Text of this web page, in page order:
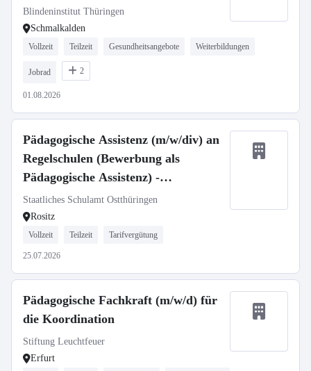
(m/w/d)
Blindeninstitut Thüringen
Schmalkalden
Vollzeit Teilzeit Gesundheitsangebote Weiterbildungen
Jobrad 2
01.08.2026
Pädagogische Assistenz (m/w/div) an
Regelschulen (Bewerbung als
Pädagogische Assistenz) -
INSOBEUM Rositz Staatliche
Regelschule
Staatliches Schulamt Ostthüringen
Rositz
Vollzeit Teilzeit Tarifvergütung
25.07.2026
Pädagogische Fachkraft (m/w/d) für
die Koordination
Stiftung Leuchtfeuer
Erfurt